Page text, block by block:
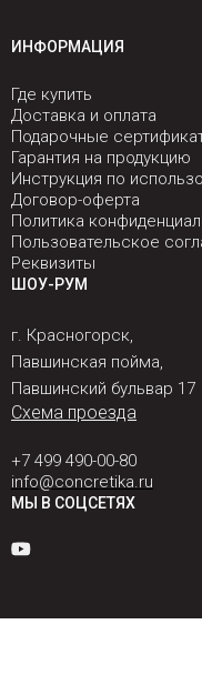
ИНФОРМАЦИЯ
Где купить
Доставка и оплата
Подарочные
Гарантия на продукцию
Инструкция по
Договор-оферта
Политика
Пользовательское
Реквизиты
ШОУ-РУМ
г. Красногорск,
Павшинская пойма,
Павшинский бульвар 17
Схема проезда
+7 499 490-00-80
info@concretika.ru
МЫ В СОЦСЕТЯХ